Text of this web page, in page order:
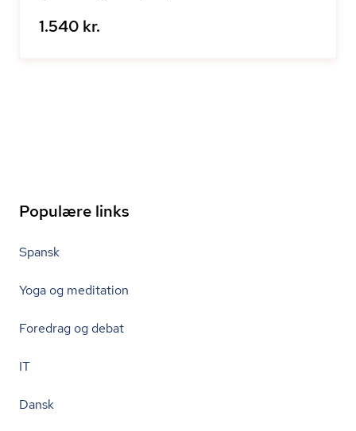
1.540 kr.
Populære links
Spansk
Yoga og meditation
Foredrag og debat
IT
Dansk